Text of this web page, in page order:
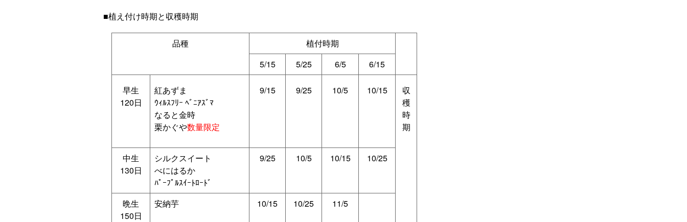
■植え付け時期と収穫時期
品種
植付時期
5/15
5/25 6/5 6/15
早生
120日
紅あずま
ｳｨﾙｽﾌﾘｰ ﾍﾞﾆｱｽﾞﾏ
なると金時
栗かぐや数量限定
9/15 9/25 10/5 10/15
収
穫
時
期
中生
130日
シルクスイート
べにはるか
ﾊﾟｰﾌﾟﾙｽｲｰﾄﾛｰﾄﾞ
9/25 10/5 10/15 10/25
晩生
150日
安納芋 10/15 10/25 11/5